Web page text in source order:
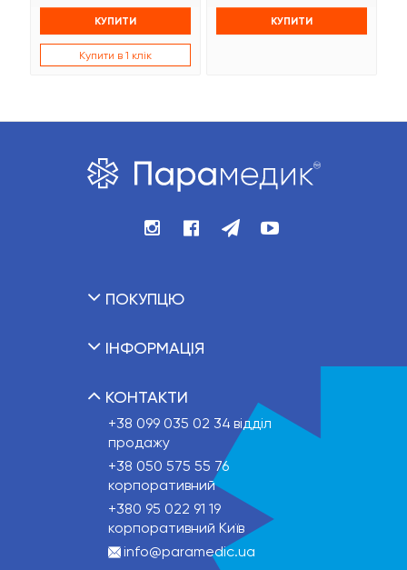
КУПИТИ
Купити в 1 клік
КУПИТИ
ПОКУПЦЮ
ІНФОРМАЦІЯ
КОНТАКТИ
+38 099 035 02 34 відділ
продажу
+38 050 575 55 76
корпоративний
+380 95 022 91 19
корпоративний Київ
info@paramedic.ua